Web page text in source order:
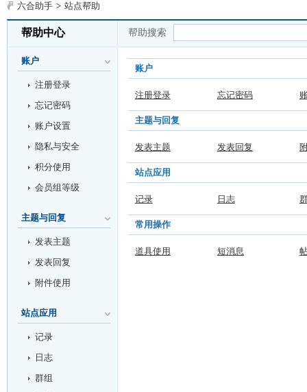
六合助手 > 站点帮助
帮助中心 帮助搜索
账户
注册登录
忘记密码
账户设置
隐私与安全
积分使用
会员组等级
主题与回复
发表主题
发表回复
附件使用
站点应用
记录
日志
群组
账户
注册登录 忘记密码
主题与回复
发表主题 发表回复
站点应用
记录 日志
常用操作
道具使用 短消息